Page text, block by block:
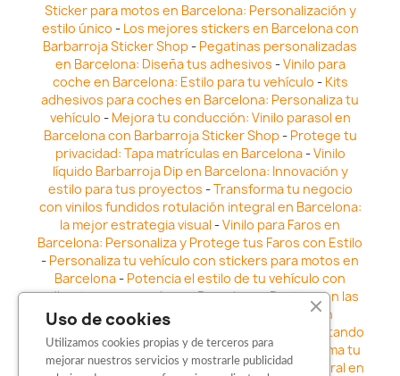
Sticker para motos en Barcelona: Personalización y
estilo único - Los mejores stickers en Barcelona con
Barbarroja Sticker Shop- Pegatinas personalizadas
en Barcelona: Diseña tus adhesivos -Vinilo para
coche en Barcelona: Estilo para tu vehículo - Kits
adhesivos para coches en Barcelona: Personaliza tu
vehículo - Mejora tu conducción: Vinilo parasol en
Barcelona con Barbarroja Sticker Shop- Protege tu
privacidad: Tapa matrículas en Barcelona-Vinilo
líquido Barbarroja Dip en Barcelona: Innovación y
estilo para tus proyectos -Transforma tu negocio
con vinilos fundidos rotulación integral en Barcelona:
la mejor estrategia visual -Vinilo para Faros en
Barcelona: Personaliza y Protege tus Faros con Estilo
- Personaliza tu vehículo con stickers para motos en
Barcelona- Potencia el estilo de tu vehículo con
adhesivos para coche en Barcelona-Destaca en las
calles: Los Mejores stickers para coches en
Vinilo para faros en Barcelona: Resaltando
la Estética y Seguridad del Automóvil- Transforma tu
vehículo con los vinilos fundidos rotulación integral en
Uso de cookies
Utilizamos cookies propias y de terceros para
mejorar nuestros servicios y mostrarle publicidad